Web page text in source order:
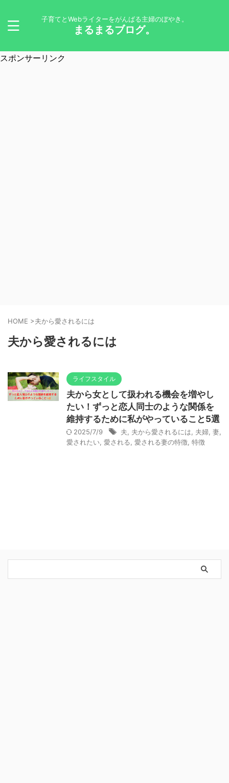
子育てとWebライターをがんばる主婦のぼやき。
まるまるブログ。
スポンサーリンク
HOME >夫から愛されるには
夫から愛されるには
ライフスタイル
夫から女として扱われる機会を増やし
たい！ずっと恋人同士のような関係を
維持するために私がやっていること5選
2025/7/9 夫 夫から愛されるには 夫婦 妻
愛されたい 愛される 愛される妻の特徴 特徴